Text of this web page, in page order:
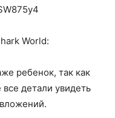
World:
ребенок, так как
детали увидеть